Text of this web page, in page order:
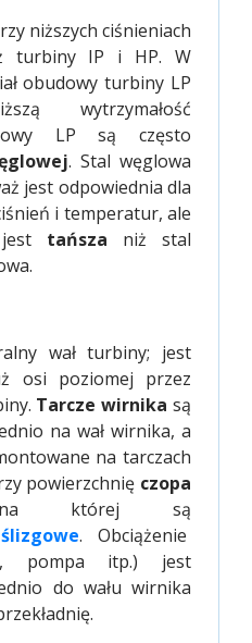
niższych ciśnieniach
turbiny IP i HP. W
obudowy turbiny LP
wytrzymałość
LP są często
. Stal węglowa
jest odpowiednia dla
i temperatur, ale
tańsza niż stal
wał turbiny; jest
osi poziomej przez
Tarcze wirnika są
na wał wirnika, a
na tarczach
powierzchnię czopa
której są
. Obciążenie
pompa itp.) jest
do wału wirnika